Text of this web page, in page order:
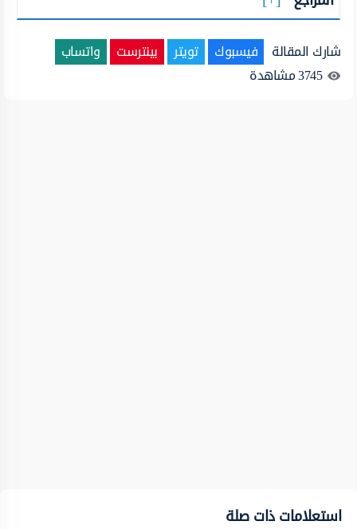
شارك المقالة فيسبوك تويتر بينترست
واتساب
3745مشاهدة
استعلامات ذات صلة